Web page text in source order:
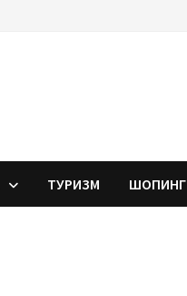
ТУРИЗМ ШОПИНГ